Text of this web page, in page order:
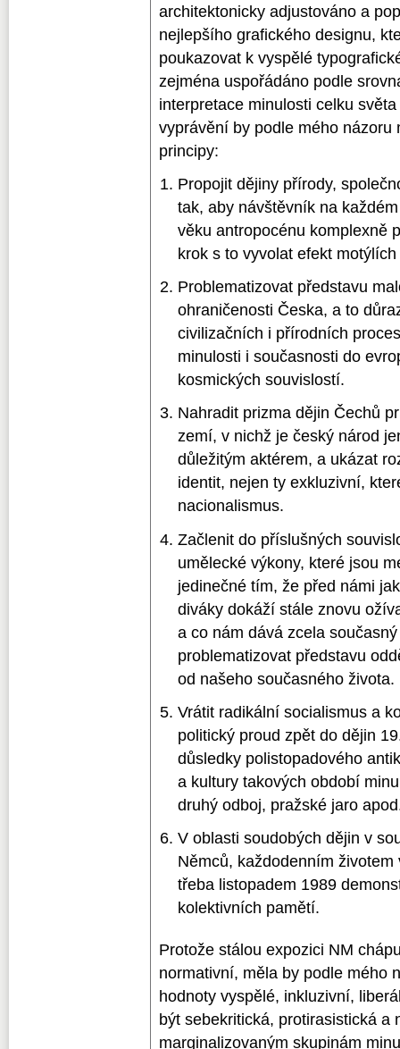
architektonicky adjustováno a
nejlepšího grafického designu,
poukazovat k vyspělé
zejména uspořádáno podle
interpretace minulosti celku
vyprávění by podle mého
principy:
Propojit dějiny přírody,
tak, aby návštěvník na
věku antropocénu komplexně
krok s to vyvolat efekt
Problematizovat představu
ohraničenosti Česka, a to
civilizačních i přírodních
minulosti i současnosti do
kosmických souvislostí.
Nahradit prizma dějin Čechů
zemí, v nichž je český národ
důležitým aktérem, a ukázat
identit, nejen ty exkluzivní,
nacionalismus.
Začlenit do příslušných
umělecké výkony, které jsou
jedinečné tím, že před námi
diváky dokáží stále znovu
a co nám dává zcela
problematizovat představu
od našeho současného života.
Vrátit radikální socialismus a
politický proud zpět do dějin
důsledky polistopadového
a kultury takových období
druhý odboj, pražské jaro
V oblasti soudobých dějin v
Němců, každodenním
třeba listopadem 1989
kolektivních pamětí.
Protože stálou expozici NM
normativní, měla by podle mého
hodnoty vyspělé, inkluzivní,
být sebekritická, protirasistická a
marginalizovaným skupinám